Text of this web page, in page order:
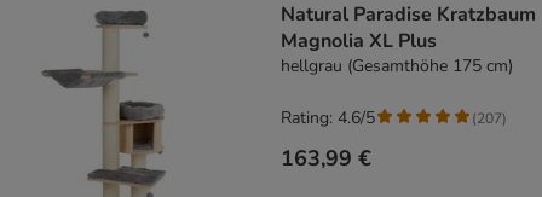
Natural Paradise Kratzbaum
Magnolia XL Plus
hellgrau (Gesamthöhe 175 cm)
163,99 €
Rating: 4.6/5 (207)